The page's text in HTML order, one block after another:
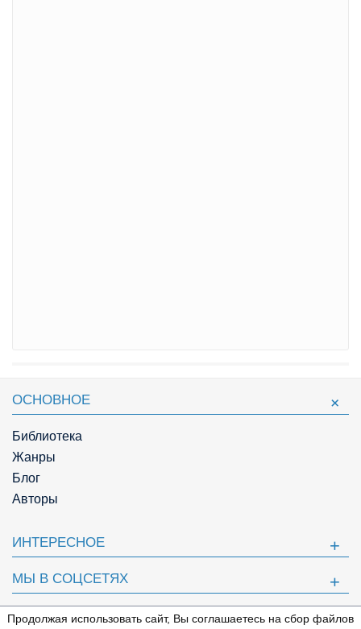
ОСНОВНОЕ
Библиотека
Жанры
Блог
Авторы
ИНТЕРЕСНОЕ
МЫ В СОЦСЕТЯХ
ПОЛЕЗНОЕ
Продолжая использовать сайт, Вы соглашаетесь на сбор файлов